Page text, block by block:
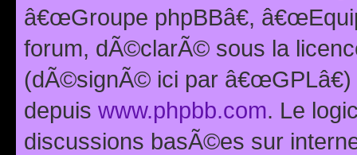
â€œGroupe phpBBâ€,
forum, dÃ©clarÃ© sous la
(dÃ©signÃ© ici par
depuis www.phpbb.com. Le
discussions basÃ©es sur